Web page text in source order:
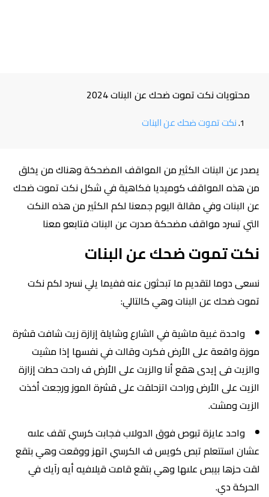
محتويات نكت تموت ضحك عن البنات 2024
نكت تموت ضحك عن البنات
يصدر عن البنات الكثير من المواقف المضحكة وهناك من يخلق
من هذه المواقف كوميديا فكاهية في شكل نكت تموت ضحك
عن البنات وفي مقالة اليوم جمعنا لكم الكثير من هذه النكت
التي تسرد مواقف مضحكة صدرت عن البنات فتابعو معنا
نكت تموت ضحك عن البنات
نسعى دوما لتقديم ما تبحثون عنه ففيما يلي نسرد لكم نكت
تموت ضحك عن البنات وهي كالتالي:
واحدة غبية ماشية في الشارع وشايلة إزازة زيت شافت قشرة
موزة واقعة على الأرض فكرت وقالت في نفسها إذا مشيت
والزيت فى إيدى هقع أنا والزيت على الأرض ف راحت حطت إزازة
الزيت على الأرض وراحت اتزحلقت على قشرة الموز ورجعت أخذت
الزيت ومشت.
واحد عايزة تبوص فوق الدولاب فجابت كرسي تقف علىه
عشان استتعلم تبص كويس ف الكرسي اتهز ووقعت وهي بتقع
لقت حزها بيبص علىها وهي بتقع قامت قيلافيه أيه رآيك في
الحركة دي.